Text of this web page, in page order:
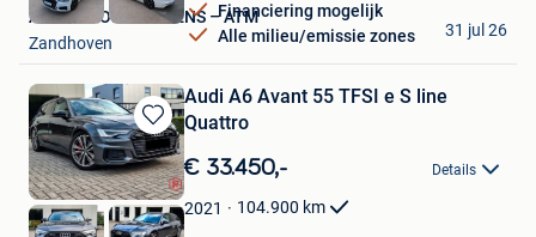
Financiering mogelijk
Alle milieu/emissie zones
AUTO'S TOM MERTENS – ATM
Zandhoven
31 jul 26
Bewaren
in
Mijn
Favorieten
Audi A6 Avant 55 TFSI e S line
Quattro
€ 33.450,- Details
2021 104.900 km